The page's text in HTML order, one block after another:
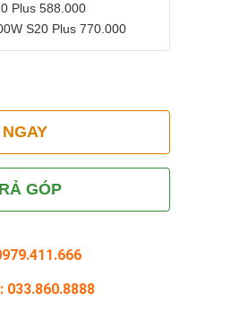
Plus 588.000
S20 Plus 770.000
GÓP
033.860.8888